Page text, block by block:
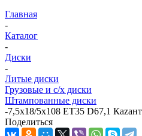
Главная
-
Каталог
-
Диски
-
Литые диски
Грузовые и с/х диски
Штампованные диски
-7,5x18/5x108 ET35 D67,1
Поделиться